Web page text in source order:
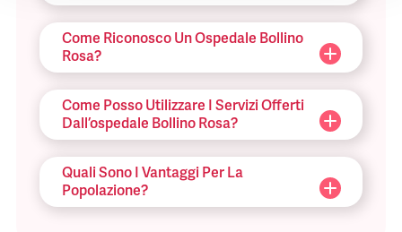
Come Riconosco Un Ospedale Bollino
Rosa?
Come Posso Utilizzare I Servizi Offerti
Dall’ospedale Bollino Rosa?
Quali Sono I Vantaggi Per La
Popolazione?